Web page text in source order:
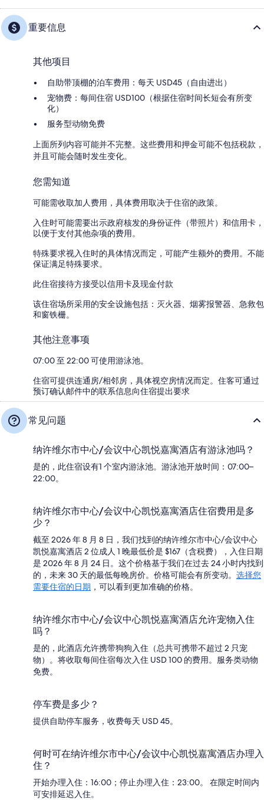
重要信息
其他项目
自助带顶棚的泊车费用：每天 USD45（自由进出）
宠物费：每间住宿 USD100（根据住宿时间长短会有所变
化）
服务型动物免费
上面所列内容可能并不完整。这些费用和押金可能不包括税款，
并且可能会随时发生变化。
您需知道
可能需收取加人费用，具体费用取决于住宿的政策。
入住时可能需要出示政府核发的身份证件（带照片）和信用卡，
以便于支付其他杂项的费用。
特殊要求视入住时的具体情况而定，可能产生额外的费用。不能
保证满足特殊要求。
此住宿接待方接受以信用卡及现金付款
该住宿场所采用的安全设施包括：灭火器、烟雾报警器、急救包
和窗铁栅。
其他注意事项
07:00 至 22:00 可使用游泳池。
住宿可提供连通房/相邻房，具体视空房情况而定。住客可通过
预订确认邮件中的联系信息向住宿提出要求
常见问题
纳许维尔市中心/会议中心凯悦嘉寓酒店有游泳池吗？
是的，此住宿设有1 个室内游泳池。游泳池开放时间：07:00–
22:00。
纳许维尔市中心/会议中心凯悦嘉寓酒店住宿费用是多
少？
截至 2026 年 8 月 8 日，我们找到的纳许维尔市中心/会议中心
凯悦嘉寓酒店 2 位成人 1 晚最低价是 $167（含税费），入住日期
是 2026 年 8 月 24 日。这个价格基于我们在过去 24 小时内找到
的，未来 30 天的最低每晚房价。价格可能会有所变动。 选择您
需要住宿的日期 ，可以看到更加准确的价格。
纳许维尔市中心/会议中心凯悦嘉寓酒店允许宠物入住
吗？
是的，此酒店允许携带狗狗入住（总共可携带不超过 2 只宠
物）。将收取每间住宿每次入住 USD 100 的费用。服务类动物
免费。
停车费是多少？
提供自助停车服务，收费每天 USD 45。
何时可在纳许维尔市中心/会议中心凯悦嘉寓酒店办理入
住？
开始办理入住：16:00；停止办理入住：23:00。 在限定时间内
可安排延迟入住。